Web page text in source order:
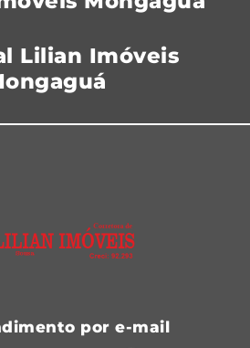
Lilian Imóveis
por e-mail